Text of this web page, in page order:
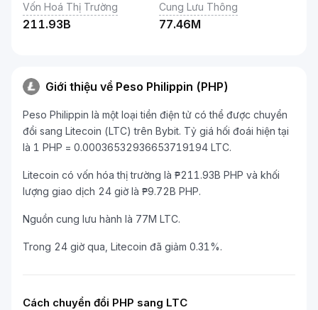
Vốn Hoá Thị Trường
211.93B
Cung Lưu Thông
77.46M
Giới thiệu về Peso Philippin (PHP)
Peso Philippin là một loại tiền điện tử có thể được chuyển
đổi sang Litecoin (LTC) trên Bybit. Tỷ giá hối đoái hiện tại
là 1 PHP = 0.00036532936653719194 LTC.
Litecoin có vốn hóa thị trường là ₱211.93B PHP và khối
lượng giao dịch 24 giờ là ₱9.72B PHP.
Nguồn cung lưu hành là 77M LTC.
Trong 24 giờ qua, Litecoin đã giảm 0.31%.
Cách chuyển đổi PHP sang LTC